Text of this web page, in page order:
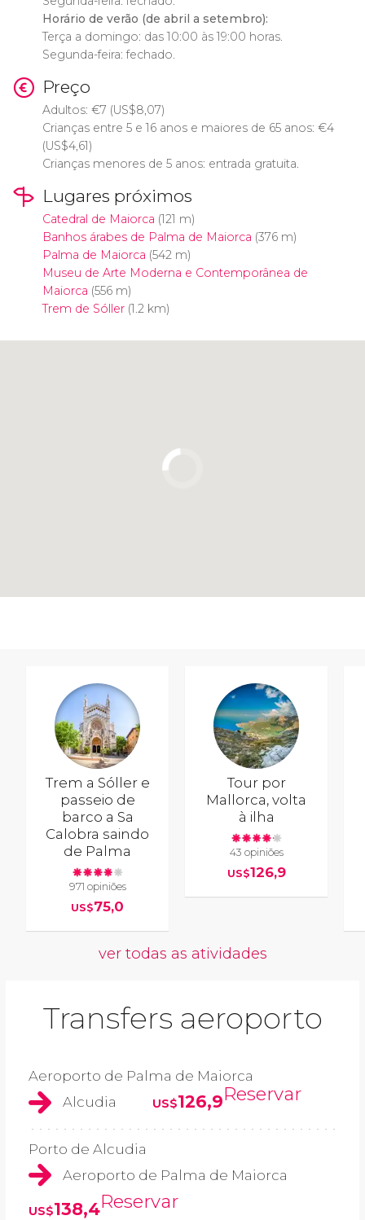
Horário de verão (de abril a setembro):
Terça a domingo: das 10:00 às 19:00 horas.
Segunda-feira: fechado.
Preço
Adultos: €7 (US$8,07)
Crianças entre 5 e 16 anos e maiores de 65 anos: €4
(US$4,61)
Crianças menores de 5 anos: entrada gratuita.
Lugares próximos
Catedral de Maiorca (121 m)
Banhos árabes de Palma de Maiorca (376 m)
Palma de Maiorca (542 m)
Museu de Arte Moderna e Contemporânea de
Maiorca (556 m)
Trem de Sóller(1.2 km)
Trem a Sóller e
passeio de
barco a Sa
Calobra saindo
de Palma
971 opiniões
US$75,0
Tour por
Mallorca, volta
à ilha
43 opiniões
US$126,9
ver todas as atividades
Transfers aeroporto
Aeroporto de Palma de Maiorca
Alcudia
US$126,9Reservar
Porto de Alcudia
Aeroporto de Palma de Maiorca
US$138,4Reservar